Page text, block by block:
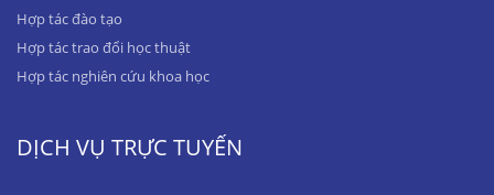
Hợp tác đào tạo
Hợp tác trao đổi học thuật
Hợp tác nghiên cứu khoa học
DỊCH VỤ TRỰC TUYẾN